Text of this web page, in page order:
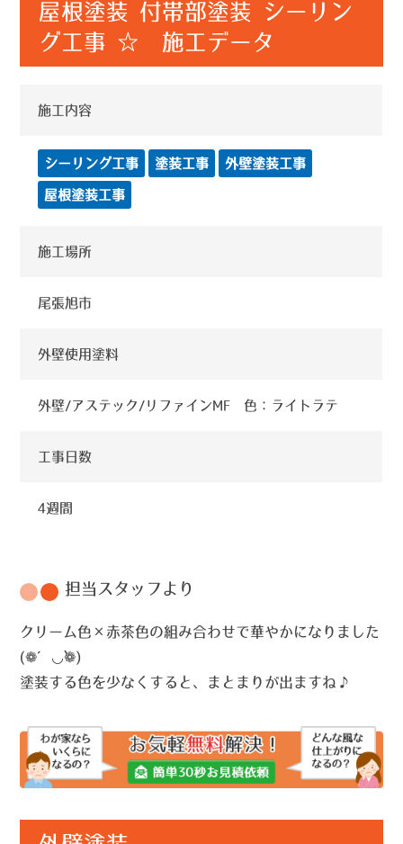
屋根塗装 付帯部塗装 シーリン
グ工事 ☆ 施工データ
施工内容
シーリング工事 塗装工事 外壁塗装工事
屋根塗装工事
施工場所
尾張旭市
外壁使用塗料
外壁/アステック/リファインMF 色：ライトラテ
工事日数
4週間
担当スタッフより
クリーム色×赤茶色の組み合わせで華やかになりました
(❁´◡`❁)
塗装する色を少なくすると、まとまりが出ますね♪